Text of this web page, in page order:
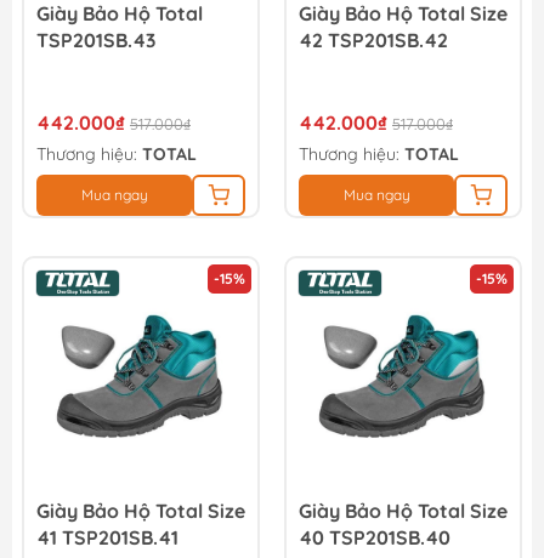
Giày Bảo Hộ Total
TSP201SB.43
442.000₫ 517.000₫
Thương hiệu: TOTAL
Mua ngay
Giày Bảo Hộ Total Size
42 TSP201SB.42
442.000₫ 517.000₫
Thương hiệu: TOTAL
Mua ngay
-15%
Giày Bảo Hộ Total Size
41 TSP201SB.41
-15%
Giày Bảo Hộ Total Size
40 TSP201SB.40